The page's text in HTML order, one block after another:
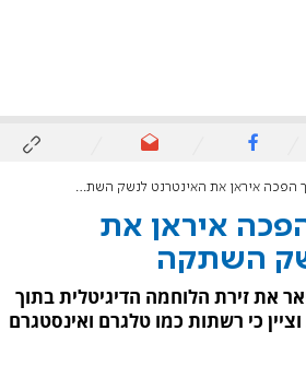
הפכה איראן את האינטרנט לנשק השתקה
איראן את
השתקה
את זירת הלוחמה הדיגיטלית בתוך
כי רשתות כמו טלגרם ואינסטגרם